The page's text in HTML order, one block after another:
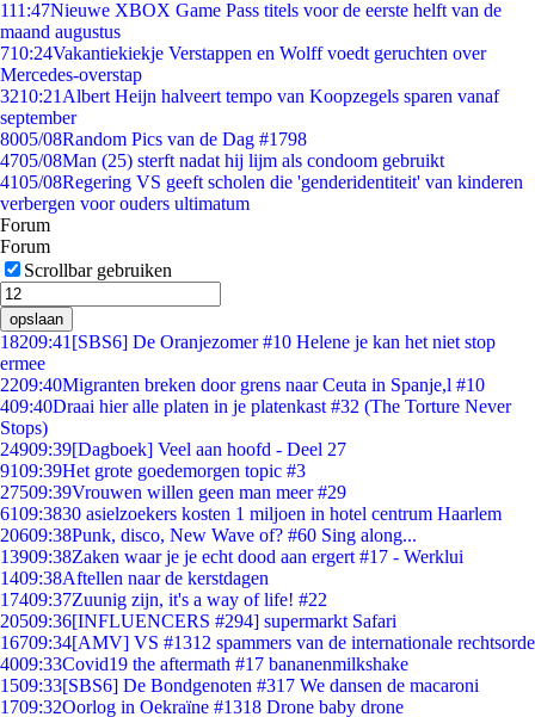
111:47Nieuwe XBOX Game Pass titels voor de eerste helft van de
maand augustus
710:24Vakantiekiekje Verstappen en Wolff voedt geruchten over
Mercedes-overstap
3210:21 Albert Heijn halveert tempo van Koopzegels sparen vanaf
september
8005/08Random Pics van de Dag #1798
4705/08Man (25) sterft nadat hij lijm als condoom gebruikt
4105/08Regering VS geeft scholen die 'genderidentiteit' van kinderen
verbergen voor ouders ultimatum
Forum
Forum
Scrollbar gebruiken
opslaan
18209:41 [SBS6] De Oranjezomer #10 Helene je kan het niet stop
ermee
2209:40Migranten breken door grens naar Ceuta in Spanje,l #10
409:40Draai hier alle platen in je platenkast #32 (The Torture Never
Stops)
24909:39[Dagboek] Veel aan hoofd - Deel 27
9109:39Het grote goedemorgen topic #3
27509:39Vrouwen willen geen man meer #29
6109:3830 asielzoekers kosten 1 miljoen in hotel centrum Haarlem
20609:38Punk, disco, New Wave of? #60 Sing along...
13909:38Zaken waar je je echt dood aan ergert #17 - Werklui
1409:38Aftellen naar de kerstdagen
17409:37Zuunig zijn, it's a way of life! #22
20509:36[INFLUENCERS #294] supermarkt Safari
16709:34[AMV] VS #1312 spammers van de internationale rechtsorde
4009:33Covid19 the aftermath #17 bananenmilkshake
1509:33[SBS6] De Bondgenoten #317 We dansen de macaroni
1709:32Oorlog in Oekraïne #1318 Drone baby drone